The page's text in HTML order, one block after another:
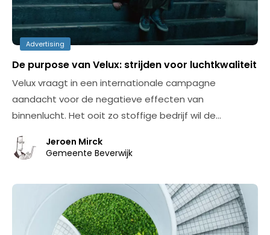
Advertising
De purpose van Velux: strijden voor luchtkwaliteit
Velux vraagt in een internationale campagne
aandacht voor de negatieve effecten van
binnenlucht. Het ooit zo stoffige bedrijf wil de…
Jeroen Mirck
Gemeente Beverwijk